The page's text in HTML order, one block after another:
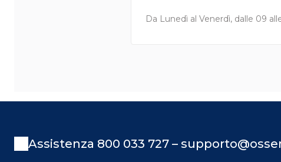
Da Lunedì al Venerdì, dalle 09
Assistenza 800 033 727 –